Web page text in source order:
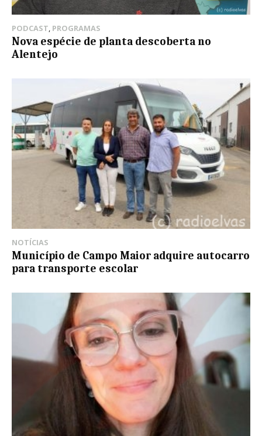
PODCAST PROGRAMAS
Nova espécie de planta descoberta no
Alentejo
NOTÍCIAS
Município de Campo Maior adquire autocarro
para transporte escolar